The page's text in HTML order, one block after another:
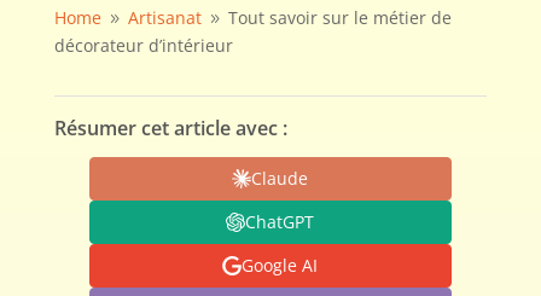
Home 9 Artisanat 9 Tout savoir sur le métier de
décorateur d’intérieur
Résumer cet article avec :
Claude
ChatGPT
Google AI